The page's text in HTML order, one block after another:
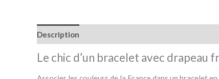
Description
Le chic d’un bracelet avec drapeau